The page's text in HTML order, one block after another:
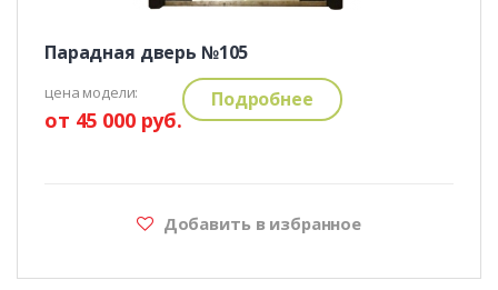
Парадная дверь №105
цена модели:
от 45 000 руб.
Подробнее
Добавить в избранное